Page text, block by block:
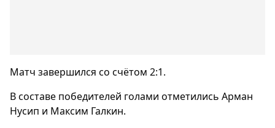
Матч завершился со счётом 2:1.
В составе победителей голами отметились Арман
Нусип и Максим Галкин.